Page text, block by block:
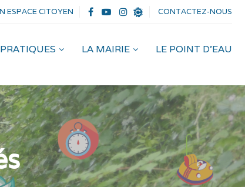
ESPACE CITOYEN CONTACTEZ-NOUS
LA MAIRIE LE POINT D’EAU